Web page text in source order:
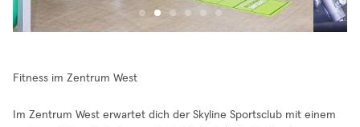
Fitness im Zentrum West
Im Zentrum West erwartet dich der Skyline Sportsclub mit einem